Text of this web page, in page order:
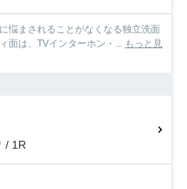
悩まされることがなくなる独立洗面
面は、TVインターホン・... もっと見
/ 1R